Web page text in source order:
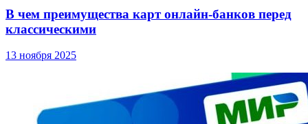
В чем преимущества карт онлайн-банков перед
классическими
13 ноября 2025